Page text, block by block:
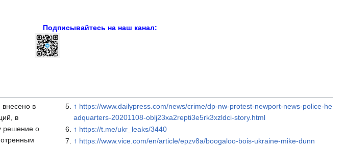
Подписывайтесь на наш канал:
в
в
решение о
↑ https://www.dailypress.com/news/crime/dp-nw-protest-newport-news-police-he
adquarters-20201108-oblj23xa2repti3e5rk3xzldci-story.html
↑ https://t.me/ukr_leaks/3440
↑ https://www.vice.com/en/article/epzv8a/boogaloo-bois-ukraine-mike-dunn